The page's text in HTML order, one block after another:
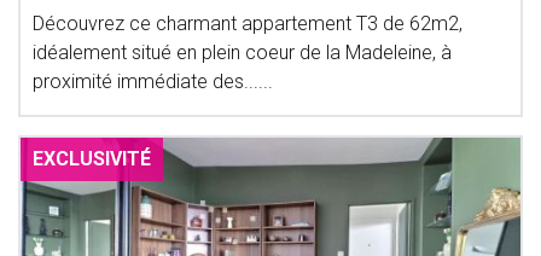
Découvrez ce charmant appartement T3 de 62m2,
idéalement situé en plein coeur de la Madeleine, à
proximité immédiate des......
EXCLUSIVITÉ